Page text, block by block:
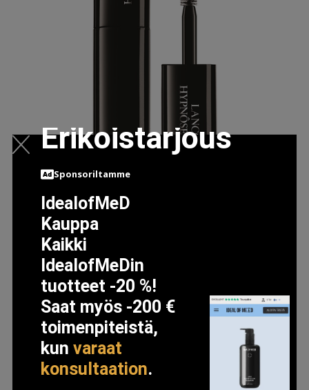
LANCÔME HYPNOSE DRAMA
LISÄTIETOJA
Erikoistarjous
Sponsoriltamme
IdealofMeD
Kauppa
Kaikki
IdealofMeDin
tuotteet -20 %!
Saat myös -200 €
toimenpiteistä,
kunvaraat
konsultaation.